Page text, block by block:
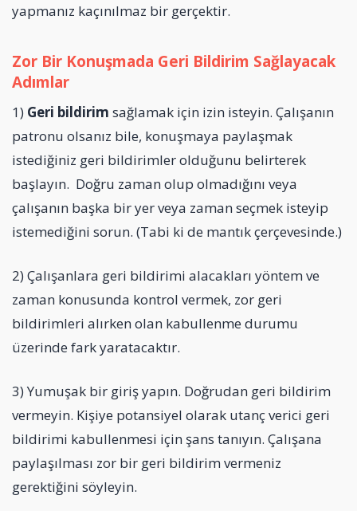
yapmanız kaçınılmaz bir gerçektir.
Zor Bir Konuşmada Geri Bildirim Sağlayacak
Adımlar
1) Geri bildirim sağlamak için izin isteyin. Çalışanın
patronu olsanız bile, konuşmaya paylaşmak
istediğiniz geri bildirimler olduğunu belirterek
başlayın. Doğru zaman olup olmadığını veya
çalışanın başka bir yer veya zaman seçmek isteyip
istemediğini sorun. (Tabi ki de mantık çerçevesinde.)
2) Çalışanlara geri bildirimi alacakları yöntem ve
zaman konusunda kontrol vermek, zor geri
bildirimleri alırken olan kabullenme durumu
üzerinde fark yaratacaktır.
3) Yumuşak bir giriş yapın. Doğrudan geri bildirim
vermeyin. Kişiye potansiyel olarak utanç verici geri
bildirimi kabullenmesi için şans tanıyın. Çalışana
paylaşılması zor bir geri bildirim vermeniz
gerektiğini söyleyin.